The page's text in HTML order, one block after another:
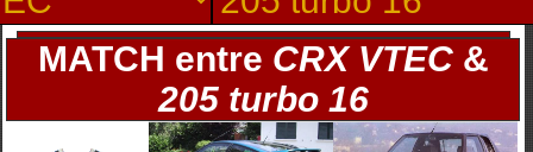
MATCH entre CRX VTEC&
205 turbo 16